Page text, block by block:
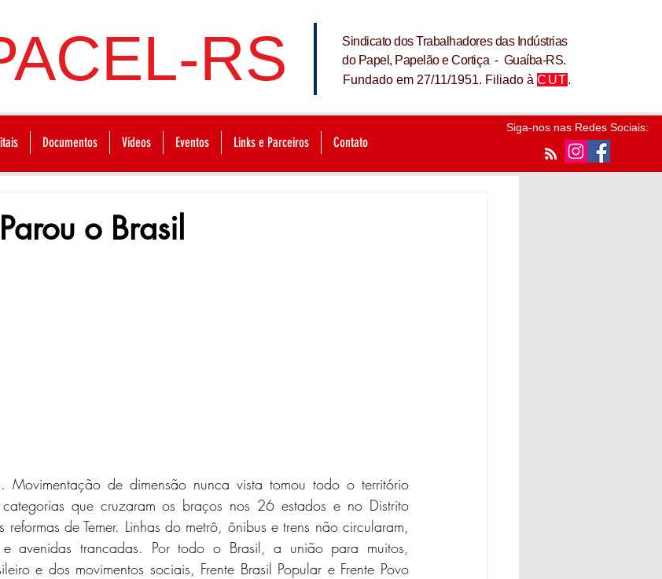
RS
Sindicato dos Trabalhadores das Indústrias
do Papel, Papelão e Cortiça - Guaíba-RS.
Fundado em 27/11/1951. Filiado à CUT.
Documentos Vídeos Eventos Links e Parceiros Contato
Siga-nos nas Redes Sociais:
o Brasil
de dimensão nunca vista tomou todo o território
que cruzaram os braços nos 26 estados e no Distrito
de Temer. Linhas do metrô, ônibus e trens não circularam,
e avenidas trancadas. Por todo o Brasil, a união para muitos,
e dos movimentos sociais, Frente Brasil Popular e Frente Povo